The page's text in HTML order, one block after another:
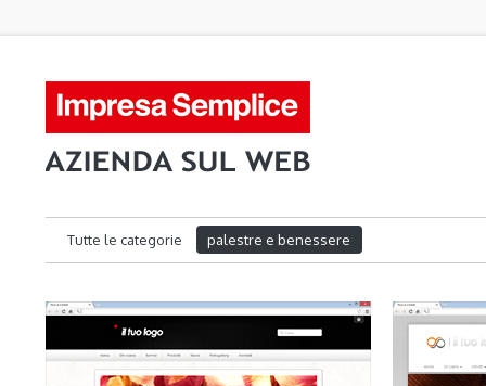
Tutte le categorie palestre e benessere